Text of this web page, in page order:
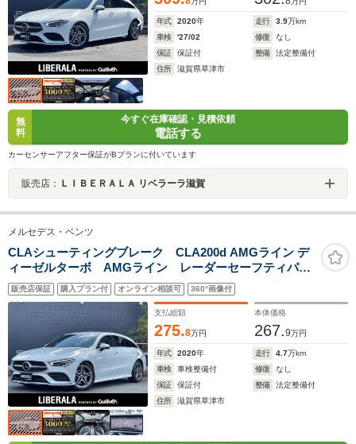
年式 2020年 走行 3.9万km
車検
'27/02 修復
なし
保証
保証付 整備
法定整備付
住所
滋賀県草津市
無
料
今すぐ在庫確認・見積依頼
電話する
カーセンサーアフター保証がBプランに付いています
販売店： ＬＩＢＥＲＡＬＡ リベラーラ滋賀
メルセデス・ベンツ
CLAシューティングブレーク CLA200d AMGライン デ
ィーゼルターボ AMGライン レーダーセーフティパッ
ケージ ナビゲーションパッケージ モリー付パワーシ
ート(フロント) シートヒーター(フロント)
MBUX(10.25インチワイドディスプレイ) パーキングア
販売店保証 購入プラン付 オンライン相談可 360°画像付
支払総額
275.8万円
本体価格
267.9万円
年式 2020年 走行 4.7万km
車検
車検整備付 修復
なし
保証
保証付 整備
法定整備付
住所
滋賀県草津市